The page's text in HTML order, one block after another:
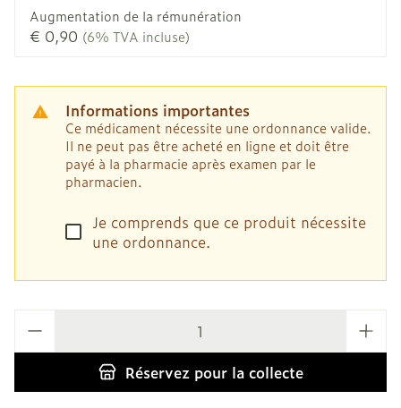
Augmentation de la rémunération
€ 0,90 (6% TVA incluse)
Informations importantes
Ce médicament nécessite une ordonnance valide.
Il ne peut pas être acheté en ligne et doit être
payé à la pharmacie après examen par le
pharmacien.
Je comprends que ce produit nécessite
une ordonnance.
Réservezpour la collecte